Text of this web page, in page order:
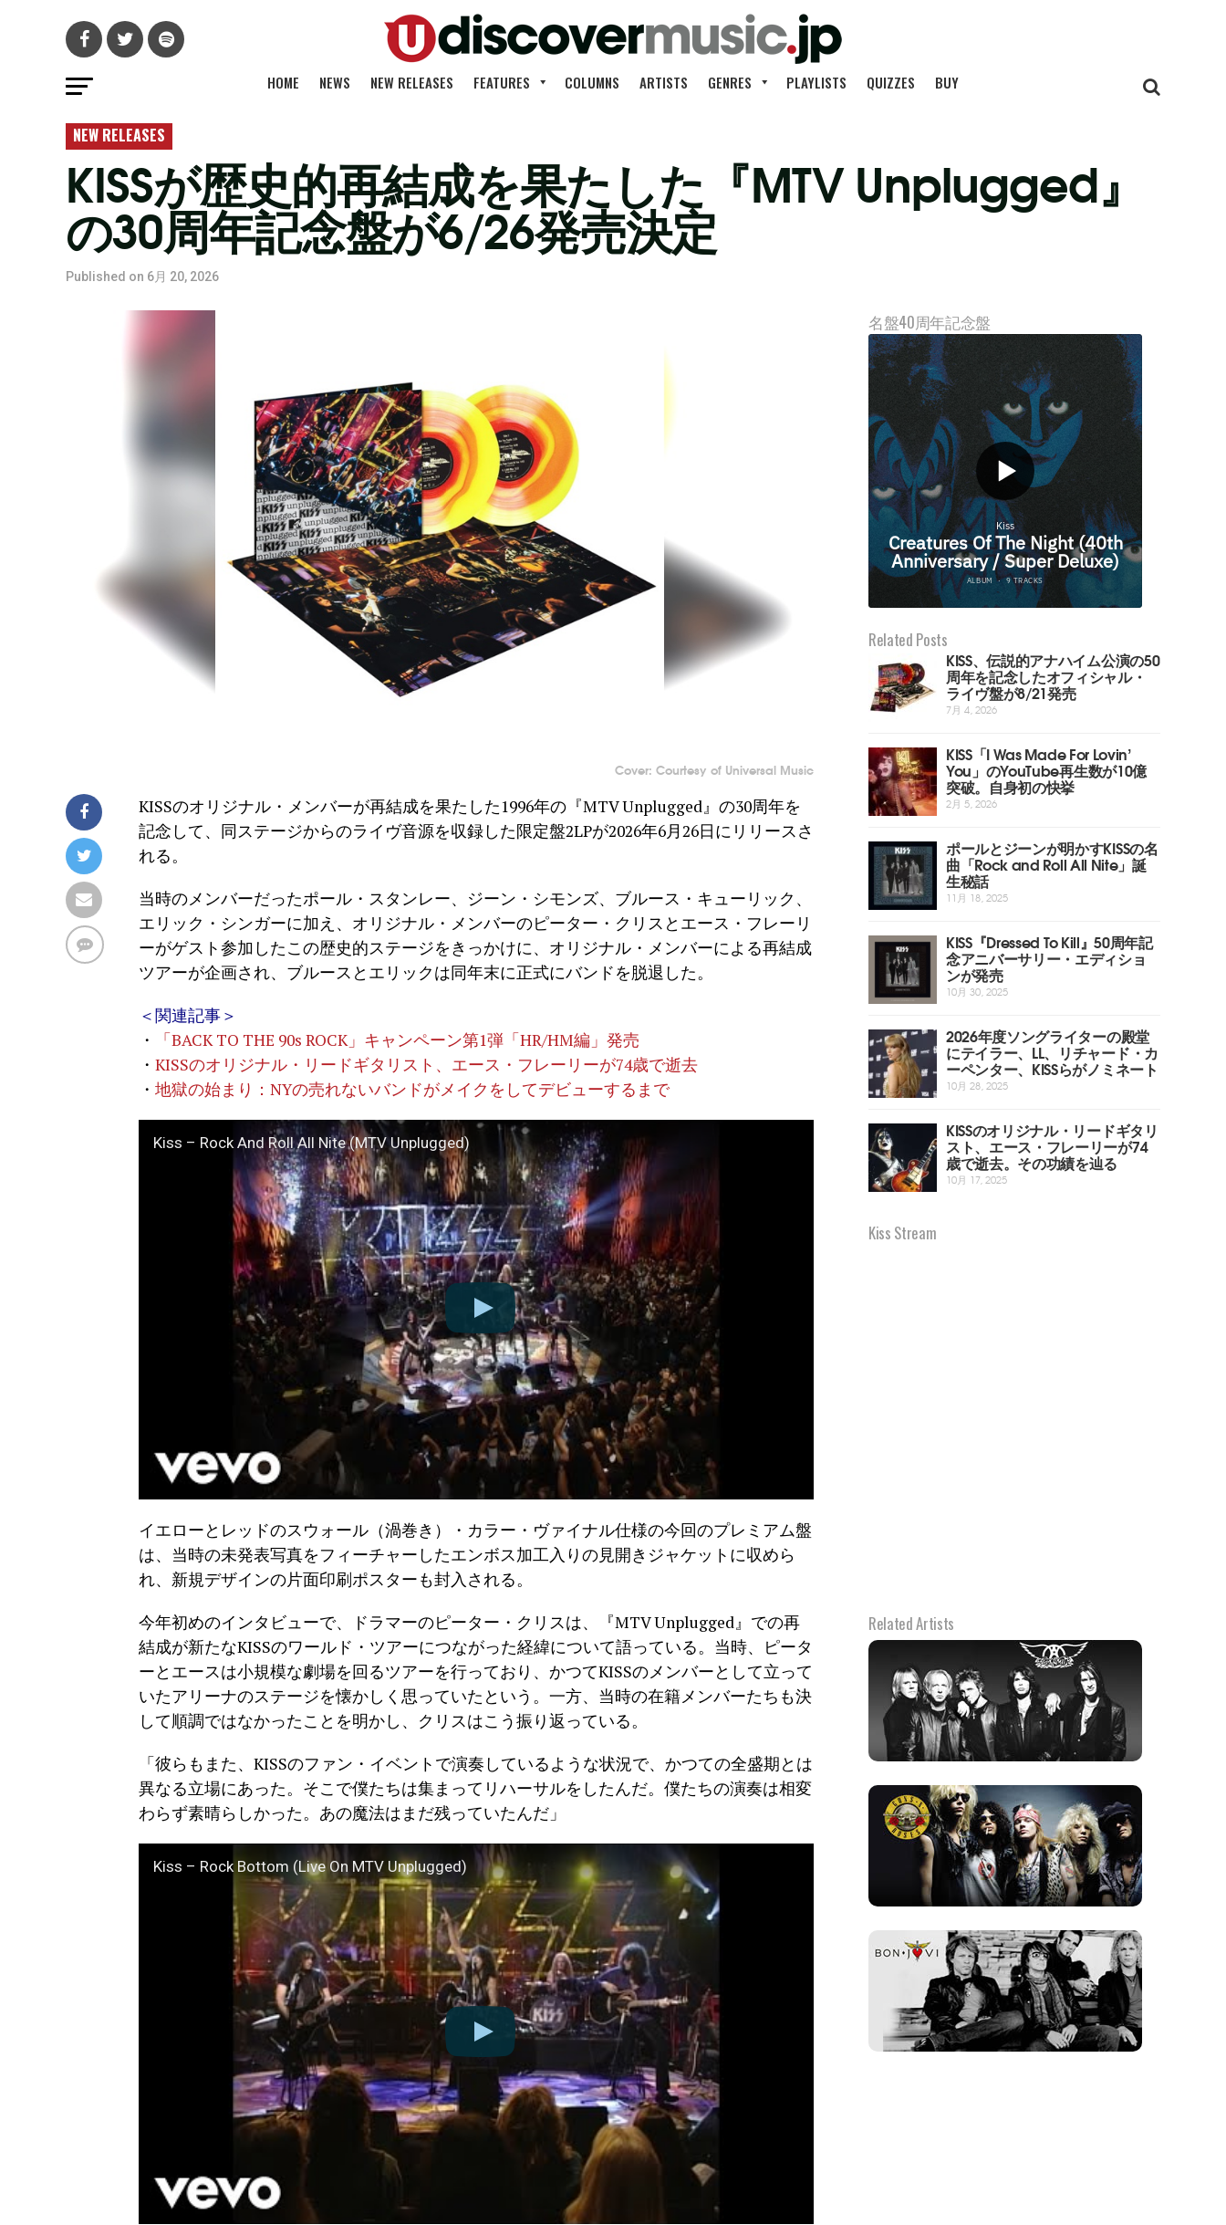
HOME NEWS NEW RELEASES FEATURES COLUMNS ARTISTS GENRES PLAYLISTS QUIZZES BUY
NEW RELEASES
KISSが歴史的再結成を果たした『MTV Unplugged』
の30周年記念盤が6/26発売決定
Published on 6月 20, 2026
Cover: Courtesy of Universal Music
KISSのオリジナル・メンバーが再結成を果たした1996年の『MTV Unplugged』の30周年を
記念して、同ステージからのライヴ音源を収録した限定盤2LPが2026年6月26日にリリースさ
れる。
当時のメンバーだったポール・スタンレー、ジーン・シモンズ、ブルース・キューリック、
エリック・シンガーに加え、オリジナル・メンバーのピーター・クリスとエース・フレーリ
ーがゲスト参加したこの歴史的ステージをきっかけに、オリジナル・メンバーによる再結成
ツアーが企画され、ブルースとエリックは同年末に正式にバンドを脱退した。
＜関連記事＞
・
「BACK TO THE 90s ROCK」キャンペーン第1弾「HR/HM編」発売
・ KISSのオリジナル・リードギタリスト、エース・フレーリーが74歳で逝去
・ 地獄の始まり：NYの売れないバンドがメイクをしてデビューするまで
Kiss – Rock And Roll All Nite (MTV Unplugged)
イエローとレッドのスウォール（渦巻き）・カラー・ヴァイナル仕様の今回のプレミアム盤
は、当時の未発表写真をフィーチャーしたエンボス加工入りの見開きジャケットに収めら
れ、新規デザインの片面印刷ポスターも封入される。
今年初めのインタビューで、ドラマーのピーター・クリスは、『MTV Unplugged』での再
結成が新たなKISSのワールド・ツアーにつながった経緯について語っている。当時、ピータ
ーとエースは小規模な劇場を回るツアーを行っており、かつてKISSのメンバーとして立って
いたアリーナのステージを懐かしく思っていたという。一方、当時の在籍メンバーたちも決
して順調ではなかったことを明かし、クリスはこう振り返っている。
「彼らもまた、KISSのファン・イベントで演奏しているような状況で、かつての全盛期とは
異なる立場にあった。そこで僕たちは集まってリハーサルをしたんだ。僕たちの演奏は相変
わらず素晴らしかった。あの魔法はまだ残っていたんだ」
Kiss – Rock Bottom (Live On MTV Unplugged)
名盤40周年記念盤
Related Posts
KISS、伝説的アナハイム公演の50
周年を記念したオフィシャル・
ライヴ盤が8/21発売
7月 4, 2026
KISS「I Was Made For Lovin’
You」のYouTube再生数が10億
突破。自身初の快挙
2月 5, 2026
ポールとジーンが明かすKISSの名
曲「Rock and Roll All Nite」誕
生秘話
11月 18, 2025
KISS『Dressed To Kill』50周年記
念アニバーサリー・エディショ
ンが発売
10月 30, 2025
2026年度ソングライターの殿堂
にテイラー、LL、リチャード・カ
ーペンター、KISSらがノミネート
10月 28, 2025
KISSのオリジナル・リードギタリ
スト、エース・フレーリーが74
歳で逝去。その功績を辿る
10月 17, 2025
Kiss Stream
Related Artists